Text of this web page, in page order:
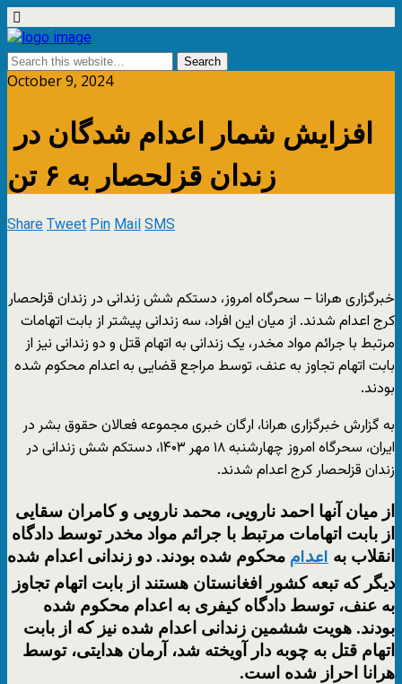
October 9, 2024
زندان قزلحصار به ۶ تن
ShareTweetPinMailSMS
خبرگزاری هرانا – سحرگاه امروز، دستکم شش زندانی در زندان قزلحصار
کرج اعدام شدند. از میان این افراد، سه زندانی پیشتر از بابت اتهامات
مرتبط با جرائم مواد مخدر، یک زندانی به اتهام قتل و دو زندانی نیز از
بابت اتهام تجاوز به عنف، توسط مراجع قضایی به اعدام محکوم شده
بودند.
به گزارش خبرگزاری هرانا، ارگان خبری مجموعه فعالان حقوق بشر در
ایران، سحرگاه امروز چهارشنبه ۱۸ مهر ۱۴۰۳، دستکم شش زندانی در
زندان قزلحصار کرج اعدام شدند.
از میان آنها احمد نارویی، محمد نارویی و کامران سقایی
از بابت اتهامات مرتبط با جرائم مواد مخدر توسط دادگاه
انقلاب به اعدام محکوم شده بودند. دو زندانی اعدام شده
دیگر که تبعه کشور افغانستان هستند از بابت اتهام تجاوز
به عنف، توسط دادگاه کیفری به اعدام محکوم شده
بودند. هویت ششمین زندانی اعدام شده نیز که از بابت
اتهام قتل به چوبه دار آویخته شد، آرمان هدایتی، توسط
هرانا احراز شده است.